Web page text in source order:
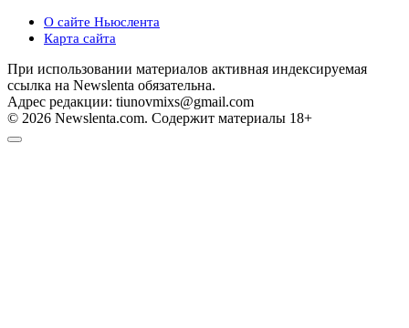
О сайте Ньюслента
Карта сайта
При использовании материалов активная индексируемая
ссылка на Newslenta обязательна.
Адрес редакции: tiunovmixs@gmail.com
© 2026 Newslenta.com. Содержит материалы 18+